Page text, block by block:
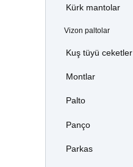
Kürk mantolar
Vizon paltolar
Kuş tüyü ceketler
Montlar
Palto
Panço
Parkas